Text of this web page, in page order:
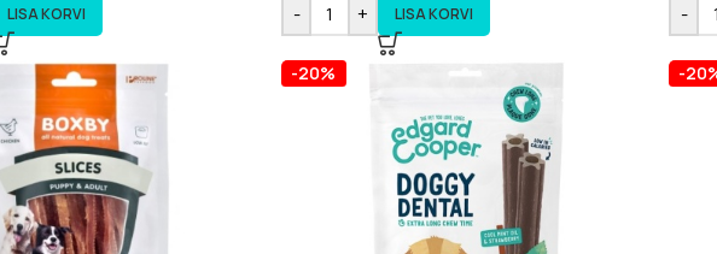
LISA KORVI
-
+ LISA KORVI
-
-20% -